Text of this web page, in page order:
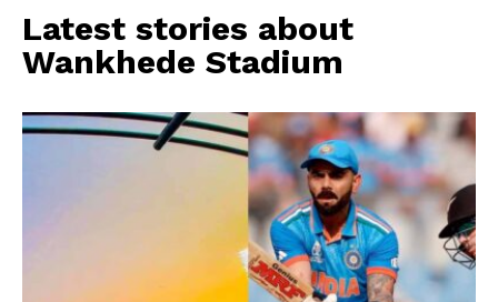
Latest stories about
Wankhede Stadium